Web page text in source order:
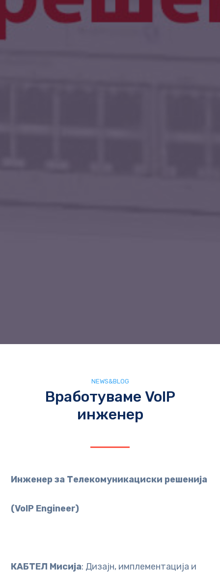
NEWS&BLOG
Вработуваме VoIP
инженер
Инженер за Телекомуникациски решенија
(VoIP Engineer)
КАБТЕЛ Мисија: Дизајн, имплементација и